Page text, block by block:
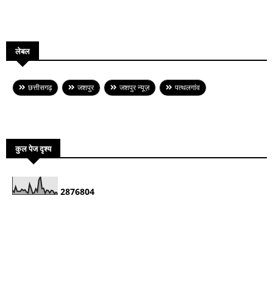
लेबल
छत्तीसगढ़ जशपुर जशपुर न्यूज़ पत्थलगांव
कुल पेज दृश्य
2876804